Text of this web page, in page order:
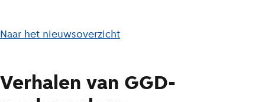
L
s
Naar het nieuwsoverzicht
Verhalen van GGD-